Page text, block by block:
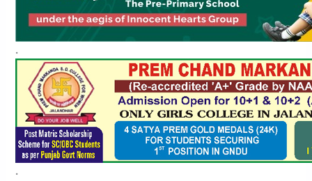
.
.